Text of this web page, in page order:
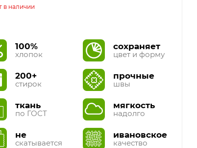
в наличии
100%
хлопок
200+
стирок
ткань
по ГОСТ
не
скатывается
сохраняет
цвет и форму
прочные
швы
мягкость
надолго
ивановское
качество